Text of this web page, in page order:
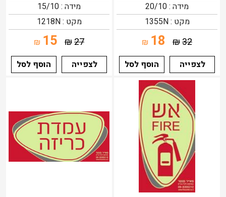
מידה : 20/10
מקט : 1355N
32
₪
18
₪
לצפייה
הוסף לסל
מידה : 15/10
מקט : 1218N
27
₪
15
₪
לצפייה
הוסף לסל